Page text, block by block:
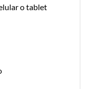
o tablet